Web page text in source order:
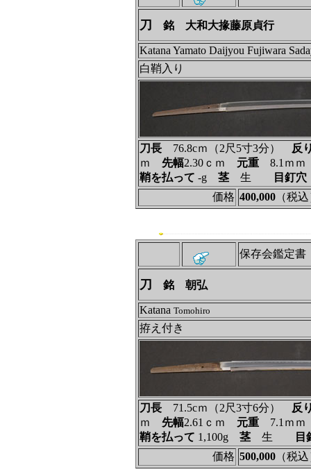
刀 銘 大和大掾藤原貞行
Katana Yamato Daijyou Fujiwara
白鞘入り
刀長76.8cｍ（2尺5寸3分）
反
ｍ 先幅2.30ｃｍ 元重8.1ｍ
鞘を払って ‐g 茎生 目釘穴
価格 400,000（税込
保存会鑑定書
刀 銘 朝弘
Katana Tomohiro
拵え付き
刀長71.5cｍ（2尺3寸6分）
反
ｍ 先幅2.61ｃｍ 元重7.1ｍ
鞘を払って 1,100g 茎生
目
価格 500,000（税込